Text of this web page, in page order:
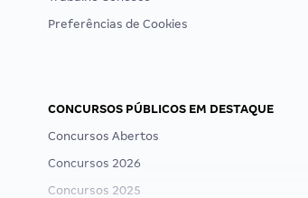
Preferências de Cookies
CONCURSOS PÚBLICOS EM DESTAQUE
Concursos Abertos
Concursos 2026
Concursos 2025